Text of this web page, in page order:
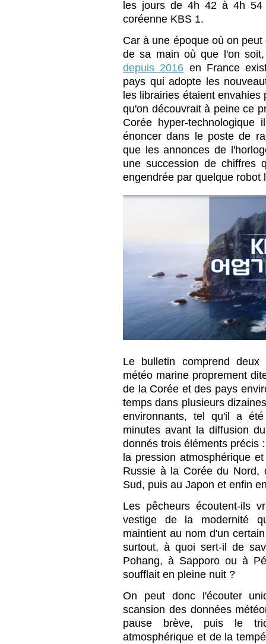
les jours de 4h 42 à 4h 54
coréenne KBS 1.
Car à une époque où on
de sa main où que l'on
depuis 2016 en France
pays qui adopte les
les librairies étaient
qu'on découvrait à peine ce
Corée hyper-
énoncer dans le poste de
que les annonces de
une succession de chiffres
engendrée par quelque robot
Le bulletin comprend
météo marine proprement
de la Corée et des pays
temps dans plusieurs
environnants, tel qu'il a
minutes avant la diffusion
donnés trois éléments précis
la pression atmosphérique
Russie à la Corée du
Sud, puis au Japon et enfin
Les pêcheurs écoutent-ils
vestige de la modernité
maintient au nom d'un
surtout, à quoi sert-il de
Pohang, à Sapporo ou à
soufflait en pleine nuit ?
On peut donc l'écouter
scansion des données
pause brève, puis le
atmosphérique et de la